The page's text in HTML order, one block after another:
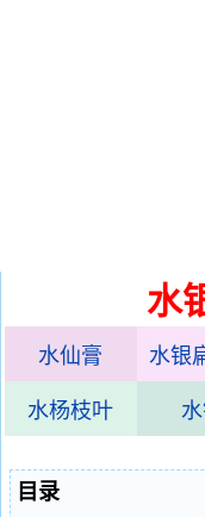
水
水仙膏 水银
水杨枝叶
目录